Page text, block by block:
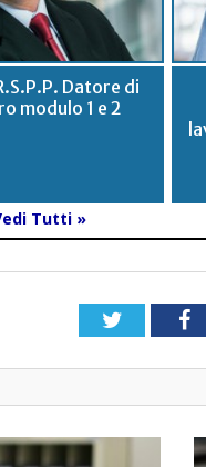
Datore di
modulo 1 e 2
Tutti »
Twitter